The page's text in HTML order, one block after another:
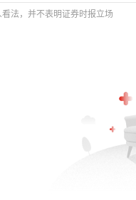
法，并不表明证券时报立场